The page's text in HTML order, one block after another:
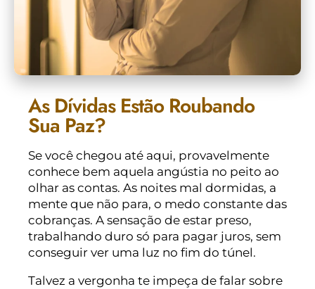
As Dívidas Estão Roubando
Sua Paz?
Se você chegou até aqui, provavelmente
conhece bem aquela angústia no peito ao
olhar as contas. As noites mal dormidas, a
mente que não para, o medo constante das
cobranças. A sensação de estar preso,
trabalhando duro só para pagar juros, sem
conseguir ver uma luz no fim do túnel.
Talvez a vergonha te impeça de falar sobre